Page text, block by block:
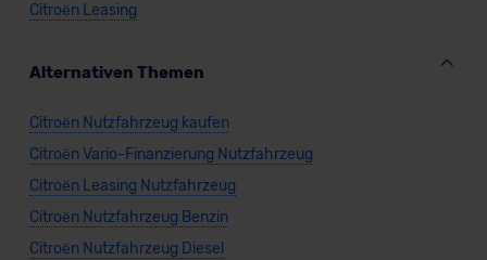
Citroën Leasing
Alternativen Themen
Citroën Nutzfahrzeug kaufen
Citroën Vario-Finanzierung Nutzfahrzeug
Citroën Leasing Nutzfahrzeug
Citroën Nutzfahrzeug Benzin
Citroën Nutzfahrzeug Diesel